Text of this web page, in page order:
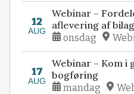
12
AUG
Webinar –
aflevering af bilag
onsdag
17
AUG
Webinar – Kom i
bogføring
mandag